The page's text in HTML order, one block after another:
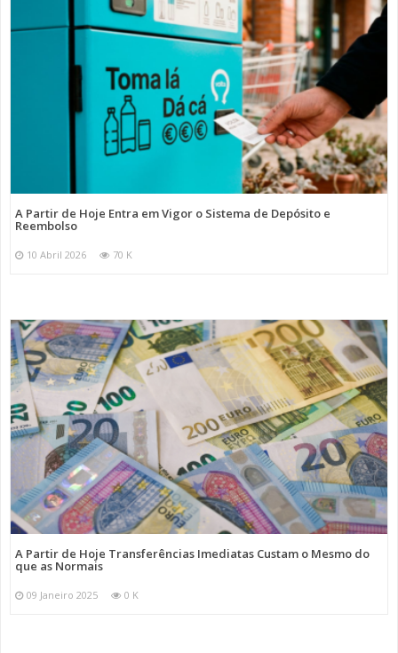
A Partir de Hoje Entra em Vigor o Sistema de Depósito e
Reembolso
10 Abril 2026 70 K
A Partir de Hoje Transferências Imediatas Custam o Mesmo do
que as Normais
09 Janeiro 2025 0 K